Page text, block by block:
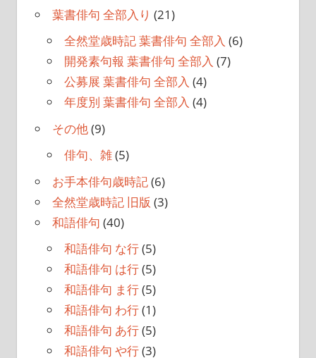
葉書俳句 全部入り (21)
全然堂歳時記 葉書俳句 全部入 (6)
開発素句報 葉書俳句 全部入 (7)
公募展 葉書俳句 全部入 (4)
年度別 葉書俳句 全部入 (4)
その他(9)
俳句、雑(5)
お手本俳句歳時記(6)
全然堂歳時記 旧版 (3)
和語俳句 (40)
和語俳句 な行(5)
和語俳句 は行(5)
和語俳句 ま行(5)
和語俳句 わ行(1)
和語俳句 あ行(5)
和語俳句 や行(3)